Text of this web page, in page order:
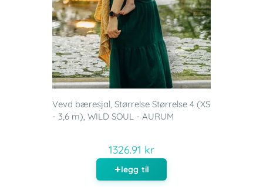
Vevd bæresjal, Størrelse Størrelse 4 (XS
- 3,6 m), WILD SOUL - AURUM
1326.91 kr
legg til